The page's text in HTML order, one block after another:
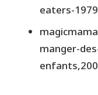
eaters-
manger-